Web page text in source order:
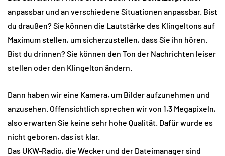
anpassbar und an verschiedene Situationen anpassbar. Bist
du draußen? Sie können die Lautstärke des Klingeltons auf
Maximum stellen, um sicherzustellen, dass Sie ihn hören.
Bist du drinnen? Sie können den Ton der Nachrichten leiser
stellen oder den Klingelton ändern.
Dann haben wir eine Kamera, um Bilder aufzunehmen und
anzusehen. Offensichtlich sprechen wir von 1,3 Megapixeln,
also erwarten Sie keine sehr hohe Qualität. Dafür wurde es
nicht geboren, das ist klar.
Das UKW-Radio, die Wecker und der Dateimanager sind